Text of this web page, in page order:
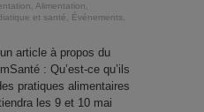
, Alimentation,
et santé, Événements,
article à propos du
: Qu’est-ce qu’ils
pratiques alimentaires
les 9 et 10 mai